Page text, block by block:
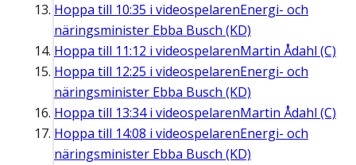
Hoppa till 10:35 i videospelarenEnergi- och
näringsminister Ebba Busch (KD)
Hoppa till 11:12 i videospelarenMartin Ådahl (C)
Hoppa till 12:25 i videospelarenEnergi- och
näringsminister Ebba Busch (KD)
Hoppa till 13:34i videospelarenMartin Ådahl (C)
Hoppa till 14:08 i videospelarenEnergi- och
näringsminister Ebba Busch (KD)